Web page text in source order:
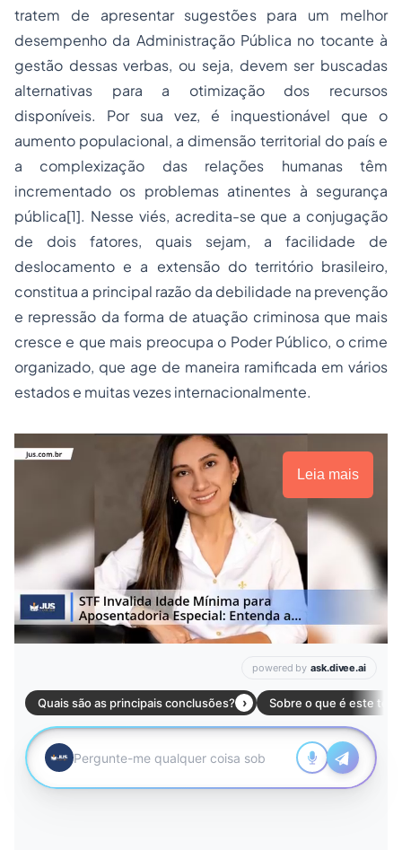
tratem de apresentar sugestões para um melhor
desempenho da Administração Pública no tocante à
gestão dessas verbas, ou seja, devem ser buscadas
alternativas para a otimização dos recursos
disponíveis. Por sua vez, é inquestionável que o
aumento populacional, a dimensão territorial do país e
a complexização das relações humanas têm
incrementado os problemas atinentes à segurança
pública[1]. Nesse viés, acredita-se que a conjugação
de dois fatores, quais sejam, a facilidade de
deslocamento e a extensão do território brasileiro,
constitua a principal razão da debilidade na prevenção
e repressão da forma de atuação criminosa que mais
cresce e que mais preocupa o Poder Público, o crime
organizado, que age de maneira ramificada em vários
estados e muitas vezes internacionalmente.
Leia mais